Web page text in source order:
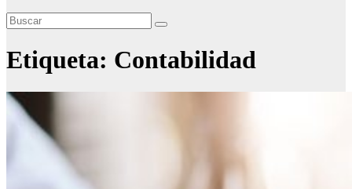
Etiqueta: Contabilidad